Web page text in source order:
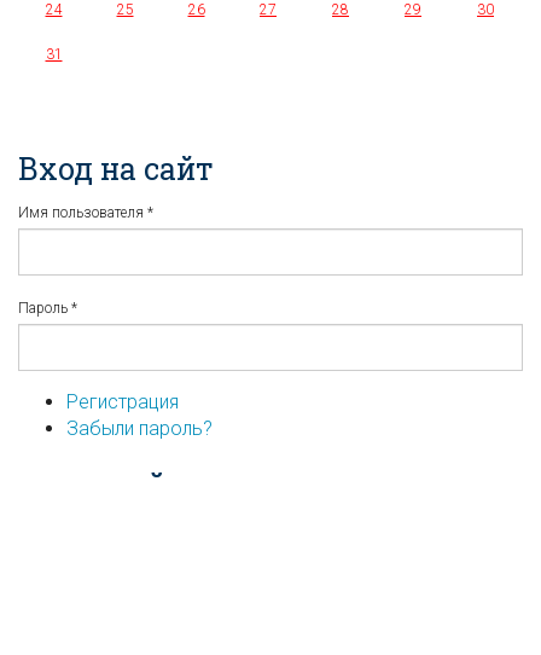
24 25 26 27 28 29 30
31
Вход на сайт
Имя пользователя *
Пароль *
Регистрация
Забыли пароль?
...или войдите используя